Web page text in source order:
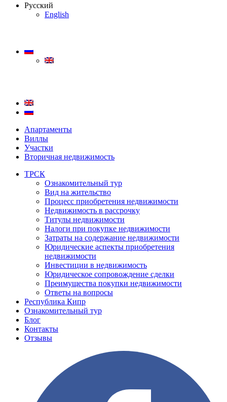
Русский
English
Апартаменты
Виллы
Участки
Вторичная недвижимость
ТРСК
Ознакомительный тур
Вид на жительство
Процесс приобретения недвижимости
Недвижимость в рассрочку
Титулы недвижимости
Налоги при покупке недвижимости
Затраты на содержание недвижимости
Юридические аспекты приобретения
недвижимости
Инвестиции в недвижимость
Юридическое сопровождение сделки
Преимущества покупки недвижимости
Ответы на вопросы
Республика Кипр
Ознакомительный тур
Блог
Контакты
Отзывы